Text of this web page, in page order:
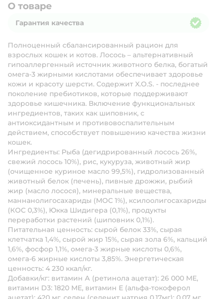
О товаре
Гарантия качества
Полноценный сбалансированный рацион для
взрослых кошек и котов. Лосось – альтернативный
гипоаллергенный источник животного белка, богатый
омега-3 жирными кислотами обеспечивает здоровье
кожи и красоту шерсти. Содержит X.O.S. - последнее
поколение пребиотиков, которые поддерживают
здоровье кишечника. Включение функциональных
ингредиентов, таких как шиповник, с
антиоксидантным и противовоспалительным
действием, способствует повышению качества жизни
кошек.
Ингредиенты: Рыба (дегидрированный лосось 26%,
свежий лосось 10%), рис, кукуруза, животный жир
(очищенное куриное масло 99,5%), гидролизованный
животный белок (печень), пивные дрожжи, рыбий
жир (масло лосося), минеральные вещества,
маннанолигосахариды (МОС 1%), ксилоолигосахариды
(КОС 0,3%), Юкка Шидигера (0,1%), продукты
переработки растений (шиповник 0,1%).
Питательная ценность: сырой белок 33%, сырая
клетчатка 1,4%, сырой жир 15%, сырая зола 6%, кальций
1,6%, фосфор 1,1%, омега-3 жирные кислоты 0,6%,
омега-6 жирные кислоты 3,85%. Энергетическая
ценность: 4 230 ккал/кг.
Добавки/кг: витамин А (ретинола ацетат): 26 000 МЕ,
витамин D3: 1820 МЕ, витамин Е (альфа-токоферол